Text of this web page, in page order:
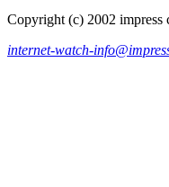
Copyright (c) 2002 impress
internet-watch-